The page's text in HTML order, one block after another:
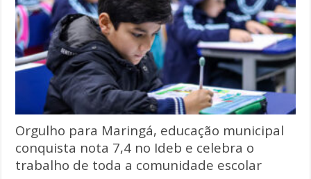
Orgulho para Maringá, educação municipal
conquista nota 7,4 no Ideb e celebra o
trabalho de toda a comunidade escolar